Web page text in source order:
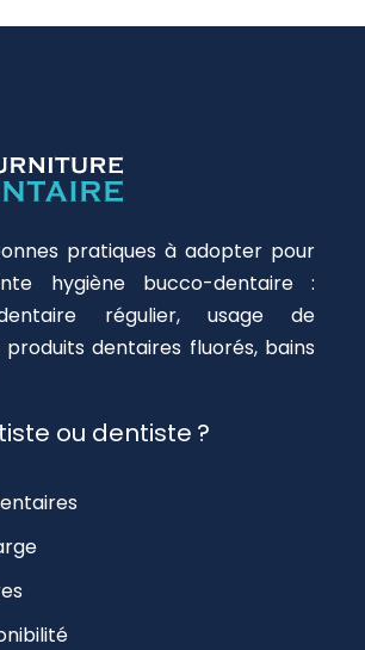
pratiques à adopter pour
hygiène bucco-dentaire :
régulier, usage de
dentaires fluorés, bains
ou dentiste ?